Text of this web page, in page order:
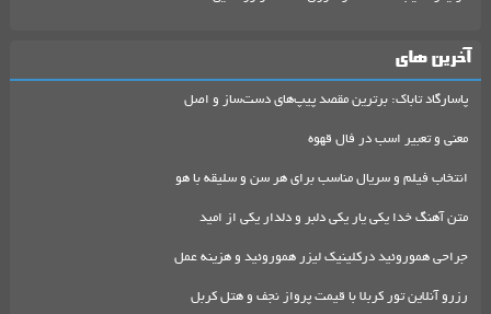
آخرین های
پاسارگاد تاباک: برترین مقصد پیپ‌های دست‌ساز و اصل
معنی و تعبیر اسب در فال قهوه
انتخاب فیلم و سریال مناسب برای هر سن و سلیقه با هو
متن آهنگ خدا یکی یار یکی دلبر و دلدار یکی از امید
جراحی هموروئید درکلینیک لیزر هموروئید و هزینه عمل
رزرو آنلاین تور کربلا با قیمت پرواز نجف و هتل کربل